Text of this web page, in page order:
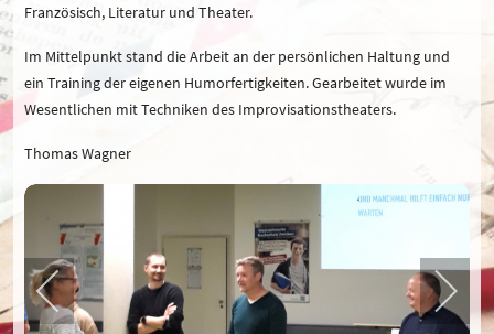
Französisch, Literatur und Theater.
Im Mittelpunkt stand die Arbeit an der persönlichen Haltung und
ein Training der eigenen Humorfertigkeiten. Gearbeitet wurde im
Wesentlichen mit Techniken des Improvisationstheaters.
Thomas Wagner